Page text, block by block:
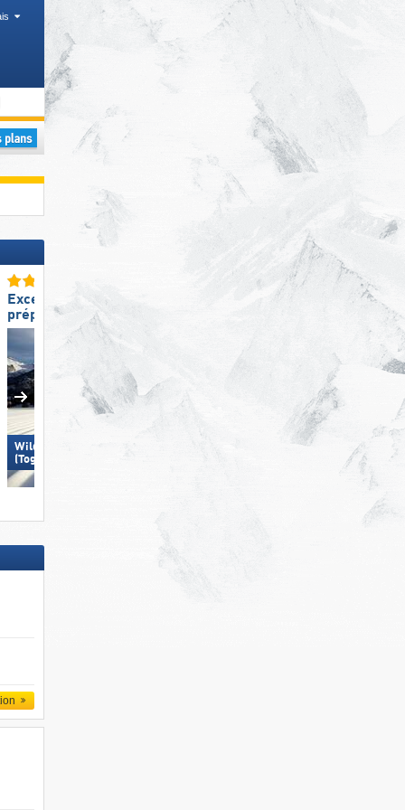
Vallées, Chaînes de montagnes
Excellente
préparation des pistes
Wildhaus – Gamserrugg
(Toggenburg)
Excellente
Pizol – Bad Ragaz/​Wangs